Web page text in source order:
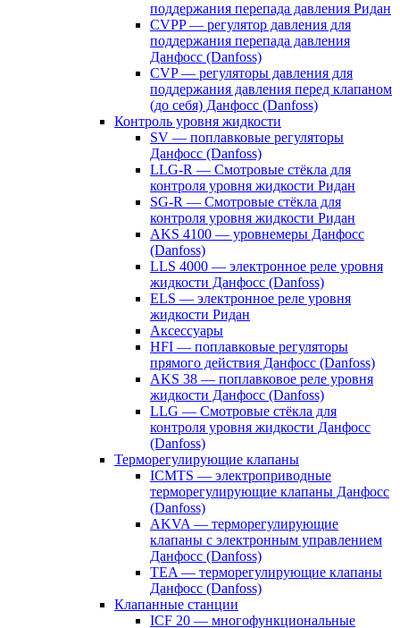
поддержания перепада давления Ридан
CVPP — регулятор давления для
поддержания перепада давления
Данфосс (Danfoss)
CVP — регуляторы давления для
поддержания давления перед клапаном
(до себя) Данфосс (Danfoss)
Контроль уровня жидкости
SV — поплавковые регуляторы
Данфосс (Danfoss)
LLG-R — Смотровые стёкла для
контроля уровня жидкости Ридан
SG-R — Смотровые стёкла для
контроля уровня жидкости Ридан
AKS 4100 — уровнемеры Данфосс
(Danfoss)
LLS 4000 — электронное реле уровня
жидкости Данфосс (Danfoss)
ELS — электронное реле уровня
жидкости Ридан
Аксессуары
HFI — поплавковые регуляторы
прямого действия Данфосс (Danfoss)
AKS 38 — поплавковое реле уровня
жидкости Данфосс (Danfoss)
LLG — Смотровые стёкла для
контроля уровня жидкости Данфосс
(Danfoss)
Терморегулирующие клапаны
ICMTS — электроприводные
терморегулирующие клапаны Данфосс
(Danfoss)
AKVA — терморегулирующие
клапаны с электронным управлением
Данфосс (Danfoss)
TEA — терморегулирующие клапаны
Данфосс (Danfoss)
Клапанные станции
ICF 20 — многофункциональные